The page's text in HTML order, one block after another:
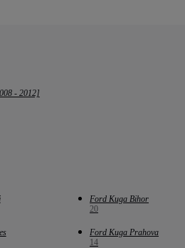
- 2012]
Ford Kuga Bihor
20
Ford Kuga Prahova
14